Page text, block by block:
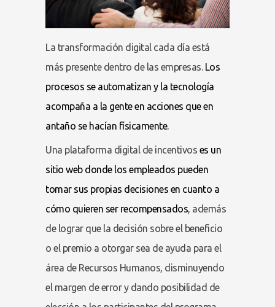
La transformación digital cada día está
más presente dentro de las empresas. Los
procesos se automatizan y la tecnología
acompaña a la gente en acciones que en
antaño se hacían físicamente.
Una plataforma digital de incentivos es un
sitio web donde los empleados pueden
tomar sus propias decisiones en cuanto a
cómo quieren ser recompensados, además
de lograr que la decisión sobre el beneficio
o el premio a otorgar sea de ayuda para el
área de Recursos Humanos, disminuyendo
el margen de error y dando posibilidad de